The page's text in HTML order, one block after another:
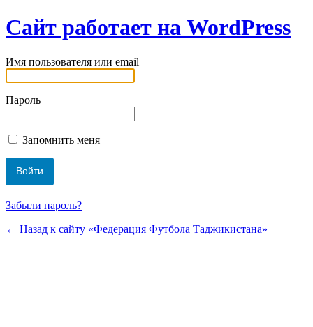
Сайт работает на WordPress
Имя пользователя или email
Пароль
Запомнить меня
Забыли пароль?
← Назад к сайту «Федерация Футбола Таджикистана»